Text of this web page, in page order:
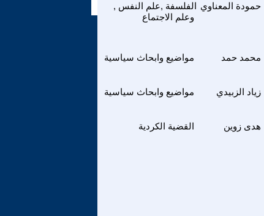
الفلسفة ,علم النفس ,
وعلم الاجتماع
حمودة المعناوي
مواضيع وابحاث سياسية محمد حمد
مواضيع وابحاث سياسية زياد الزبيدي
القضية الكردية هدى زوين